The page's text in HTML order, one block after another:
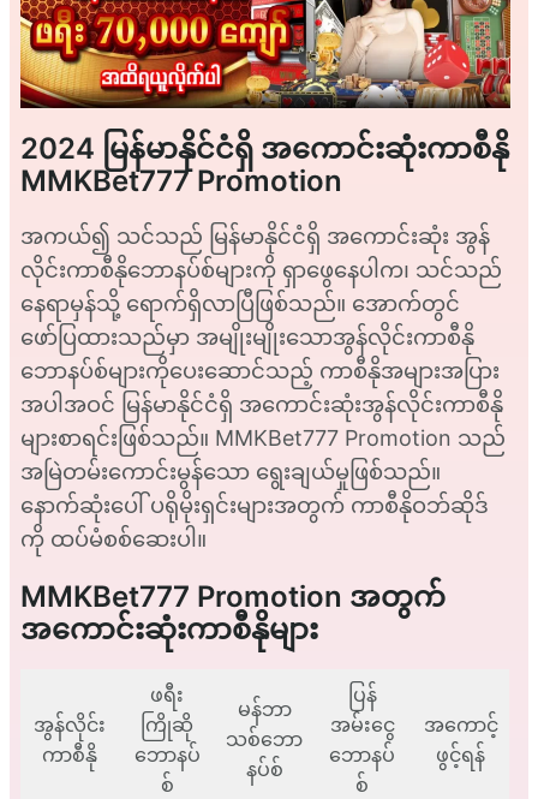
2024 မြန်မာနိုင်ငံရှိ အကောင်းဆုံးကာစီနို
MMKBet777 Promotion
အကယ်၍ သင်သည် မြန်မာနိုင်ငံရှိ အကောင်းဆုံး အွန်
လိုင်းကာစီနိုဘောနပ်စ်များကို ရှာဖွေနေပါက၊ သင်သည်
နေရာမှန်သို့ ရောက်ရှိလာပြီဖြစ်သည်။ အောက်တွင်
ဖော်ပြထားသည်မှာ အမျိုးမျိုးသောအွန်လိုင်းကာစီနို
ဘောနပ်စ်များကိုပေးဆောင်သည့် ကာစီနိုအများအပြား
အပါအဝင် မြန်မာနိုင်ငံရှိ အကောင်းဆုံးအွန်လိုင်းကာစီနို
များစာရင်းဖြစ်သည်။ MMKBet777 Promotion သည်
အမြဲတမ်းကောင်းမွန်သော ရွေးချယ်မှုဖြစ်သည်။
နောက်ဆုံးပေါ် ပရိုမိုးရှင်းများအတွက် ကာစီနိုဝဘ်ဆိုဒ်
ကို ထပ်မံစစ်ဆေးပါ။
MMKBet777 Promotion အတွက်
အကောင်းဆုံးကာစီနိုများ
အွန်လိုင်း
ကာစီနို
ဖရီး
ကြိုဆို
ဘောနပ်
စ်
မန်ဘာ
သစ်ဘော
နပ်စ်
ပြန်
အမ်းငွေ
ဘောနပ်
စ်
အကောင့်
ဖွင့်ရန်